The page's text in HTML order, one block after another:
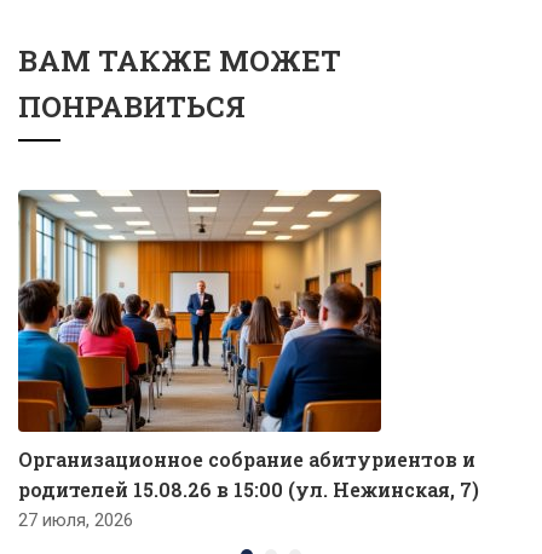
ВАМ ТАКЖЕ МОЖЕТ
ПОНРАВИТЬСЯ
Организационное собрание абитуриентов и
родителей 15.08.26 в 15:00 (ул. Нежинская, 7)
27 июля, 2026